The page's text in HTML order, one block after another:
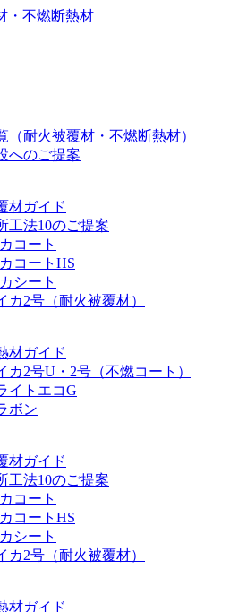
（耐火被覆材・不燃断熱材）
へのご提案
材ガイド
工法10のご提案
コート
コートHS
シート
カ2号（耐火被覆材）
材ガイド
カ2号U・2号（不燃コート）
イトエコG
ボン
材ガイド
工法10のご提案
コート
コートHS
シート
カ2号（耐火被覆材）
材ガイド